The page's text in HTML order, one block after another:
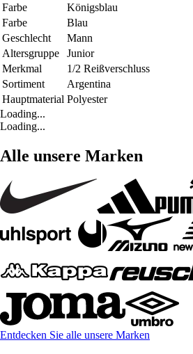
Farbe
Königsblau
Farbe
Blau
Geschlecht
Mann
Altersgruppe
Junior
Merkmal
1/2 Reißverschluss
Sortiment
Argentina
Hauptmaterial Polyester
Loading...
Loading...
Alle unsere Marken
Entdecken Sie alle unsere Marken